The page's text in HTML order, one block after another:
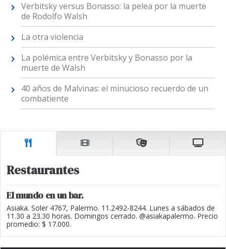
Verbitsky versus Bonasso: la pelea por la muerte
de Rodolfo Walsh
La otra violencia
La polémica entre Verbitsky y Bonasso por la
muerte de Walsh
40 años de Malvinas: el minucioso recuerdo de un
combatiente
Restaurantes
El mundo en un bar.
Asiaka. Soler 4767, Palermo. 11.2492-8244. Lunes a sábados de
11.30 a 23.30 horas. Domingos cerrado. @asiakapalermo. Precio
promedio: $ 17.000.